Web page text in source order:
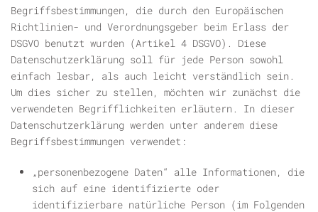
Begriffsbestimmungen, die durch den Europäischen
Richtlinien- und Verordnungsgeber beim Erlass der
DSGVO benutzt wurden (Artikel 4 DSGVO). Diese
Datenschutzerklärung soll für jede Person sowohl
einfach lesbar, als auch leicht verständlich sein.
Um dies sicher zu stellen, möchten wir zunächst die
verwendeten Begrifflichkeiten erläutern. In dieser
Datenschutzerklärung werden unter anderem diese
Begriffsbestimmungen verwendet:
„personenbezogene Daten“ alle Informationen, die
sich auf eine identifizierte oder
identifizierbare natürliche Person (im Folgenden